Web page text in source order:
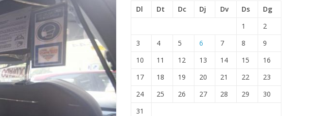
Dl
Dt Dc Dj Dv Ds
Dg
1
2
3
4 5 6 7 8
9
10
11 12 13 14 15
16
17
18 19 20 21 22
23
24
25 26 27 28 29
30
31